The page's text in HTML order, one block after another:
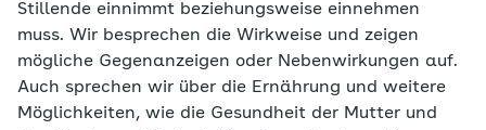
Stillende einnimmt beziehungsweise einnehmen
muss. Wir besprechen die Wirkweise und zeigen
mögliche Gegenanzeigen oder Nebenwirkungen auf.
Auch sprechen wir über die Ernährung und weitere
Möglichkeiten, wie die Gesundheit der Mutter und